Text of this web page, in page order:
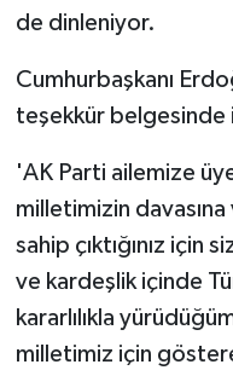
de dinleniyor.
Cumhurbaşkanı
teşekkür belgesinde
'AK Parti ailemize üye
milletimizin
sahip çıktığınız için
ve kardeşlik içinde
kararlılıkla
milletimiz için